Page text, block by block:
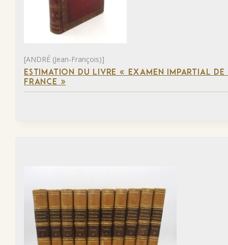
[ANDRÉ (Jean-François)]
ESTIMATION DU LIVRE « EXAMEN IMPARTIAL
FRANCE »